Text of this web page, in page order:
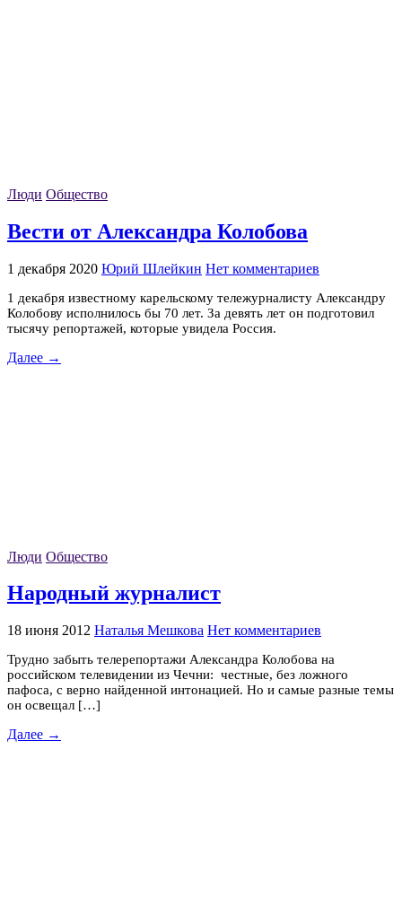
Люди Общество
Вести от Александра Колобова
1 декабря 2020 Юрий Шлейкин Нет комментариев
1 декабря известному карельскому тележурналисту Александру
Колобову исполнилось бы 70 лет. За девять лет он подготовил
тысячу репортажей, которые увидела Россия.
Далее →
Люди Общество
Народный журналист
18 июня 2012 Наталья Мешкова Нет комментариев
Трудно забыть телерепортажи Александра Колобова на
российском телевидении из Чечни: честные, без ложного
пафоса, с верно найденной интонацией. Но и самые разные темы
он освещал […]
Далее →